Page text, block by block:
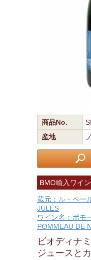
商品No.
産地
BMO輸入ワイン
蔵元：ル・ペー
JULES
ワイン名：ポモ
POMMEAU DE
ビオディナ
ジュースと